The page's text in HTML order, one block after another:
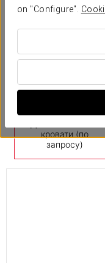
on "Configure".
кровати (по
запросу)